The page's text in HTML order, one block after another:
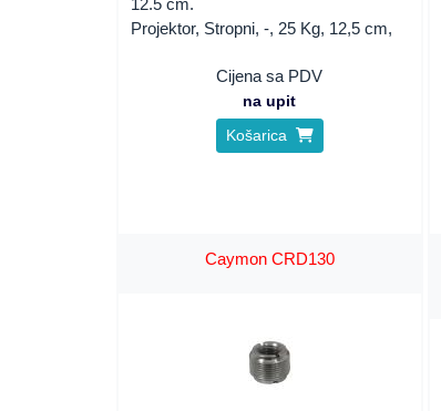
12.5 cm.
Projektor, Stropni, -, 25 Kg, 12,5 cm,
Cijena sa PDV
na upit
Košarica
Caymon CRD130